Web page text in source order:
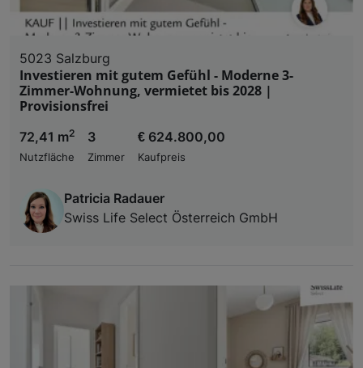
5023 Salzburg
Investieren mit gutem Gefühl - Moderne 3-
Zimmer-Wohnung, vermietet bis 2028 |
Provisionsfrei
72,41 m2
Nutzfläche
3
Zimmer
€ 624.800,00
Kaufpreis
Patricia Radauer
Swiss Life Select Österreich GmbH